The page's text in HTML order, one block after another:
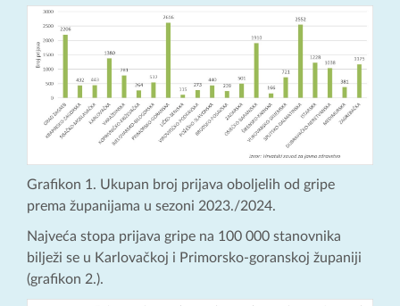
Grafikon 1. Ukupan broj prijava oboljelih od gripe
prema županijama u sezoni 2023./2024.
Najveća stopa prijava gripe na 100 000 stanovnika
bilježi se u Karlovačkoj i Primorsko-goranskoj županiji
(grafikon 2.).